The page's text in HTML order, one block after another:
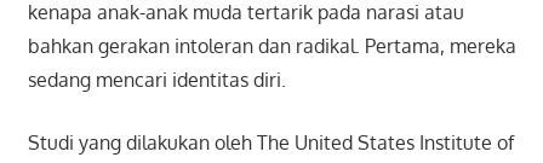
kenapa anak-anak muda tertarik pada narasi atau
bahkan gerakan intoleran dan radikal. Pertama, mereka
sedang mencari identitas diri.
Studi yang dilakukan oleh The United States Institute of